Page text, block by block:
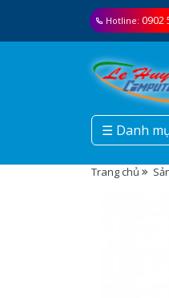
Hotline: 0902
☰ Danh
Trang chủ